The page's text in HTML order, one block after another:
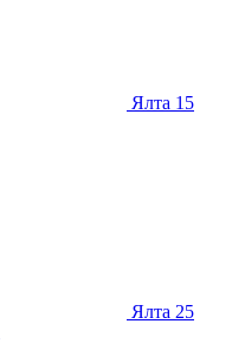
Ялта 15
Ялта 25